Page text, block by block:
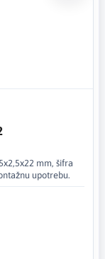
mm, šifra
upotrebu.